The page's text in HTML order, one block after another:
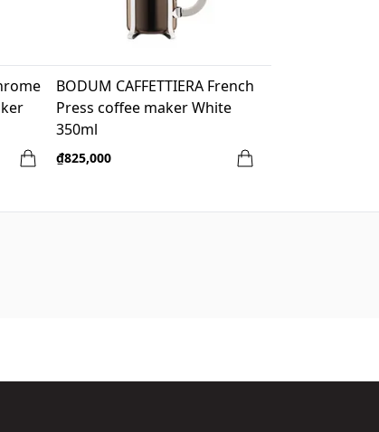
BODUM CAFFETTIERA French
Press coffee maker White
350ml
₫825,000